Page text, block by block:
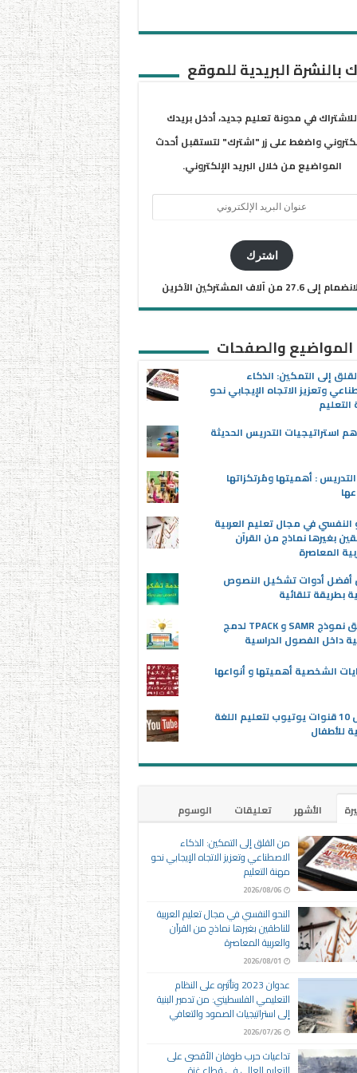
بالنشرة البريدية للموقع
للاشتراك في مدونة تعليم جديد، أدخل بريدك
واضغط على زر "اشترك" لتستقبل أحدث
المواضيع من خلال البريد الإلكتروني.
اشترك
إلى 27.6 من آلاف المشتركين الآخرين
المواضيع والصفحات
إلى التمكين: الذكاء
وتعزيز الاتجاه الإيجابي نحو
استراتيجيات التدريس الحديثة
: أهميتها ومُرتكزاتها
النفسي في مجال تعليم العربية
بغيرها نماذج من القرآن
المعاصرة
أفضل أدوات تشكيل النصوص
بطريقة تلقائية
تطبيق نموذج SAMR و TPACK لدمج
داخل الفصول الدراسية
الشخصية أهميتها و أنواعها
أفضل 10 قنوات يوتيوب لتعليم اللغة
للأطفال
الأشهر تعليقات
الوسوم
من القلق إلى التمكين: الذكاء
الاصطناعي وتعزيز الاتجاه الإيجابي نحو
مهنة التعليم
2026/08/06
النحو النفسي في مجال تعليم العربية
للناطقين بغيرها نماذج من القرآن
والعربية المعاصرة
2026/08/01
عدوان 2023 وتأثيره على النظام
التعليمي الفلسطيني: من تدمير البنية
إلى استراتيجيات الصمود والتعافي
2026/07/26
تداعيات حرب طوفان الأقصى على